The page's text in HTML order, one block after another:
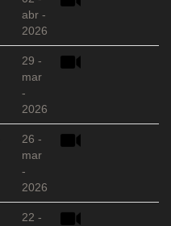
abr -
2026
29 -
mar
-
2026
26 -
mar
-
2026
22 -